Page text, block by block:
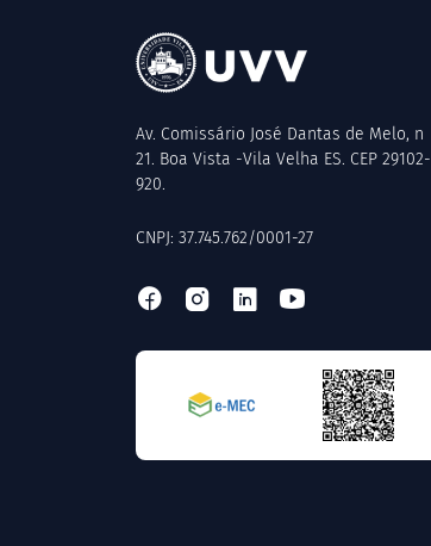
Av. Comissário José Dantas de Melo, n
21. Boa Vista -Vila Velha ES. CEP 29102-
920.
CNPJ: 37.745.762/0001-27